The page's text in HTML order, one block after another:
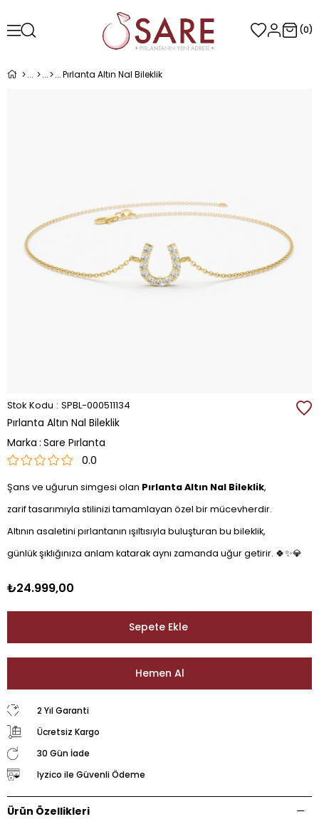
0
Pırlanta Altın Nal Bileklik
Stok Kodu SPBL-000511134
Pırlanta Altın Nal Bileklik
Marka : Sare Pırlanta
0.0
Şans ve uğurun simgesi olan Pırlanta Altın Nal Bileklik,
zarif tasarımıyla stilinizi tamamlayan özel bir mücevherdir.
Altının asaletini pırlantanın ışıltısıyla buluşturan bu bileklik,
günlük şıklığınıza anlam katarak aynı zamanda uğur getirir. 🍀✨💎
₺24.999,00
2 Yıl Garanti
Ücretsiz Kargo
30 Gün İade
Iyzico ile Güvenli Ödeme
Ürün Özellikleri